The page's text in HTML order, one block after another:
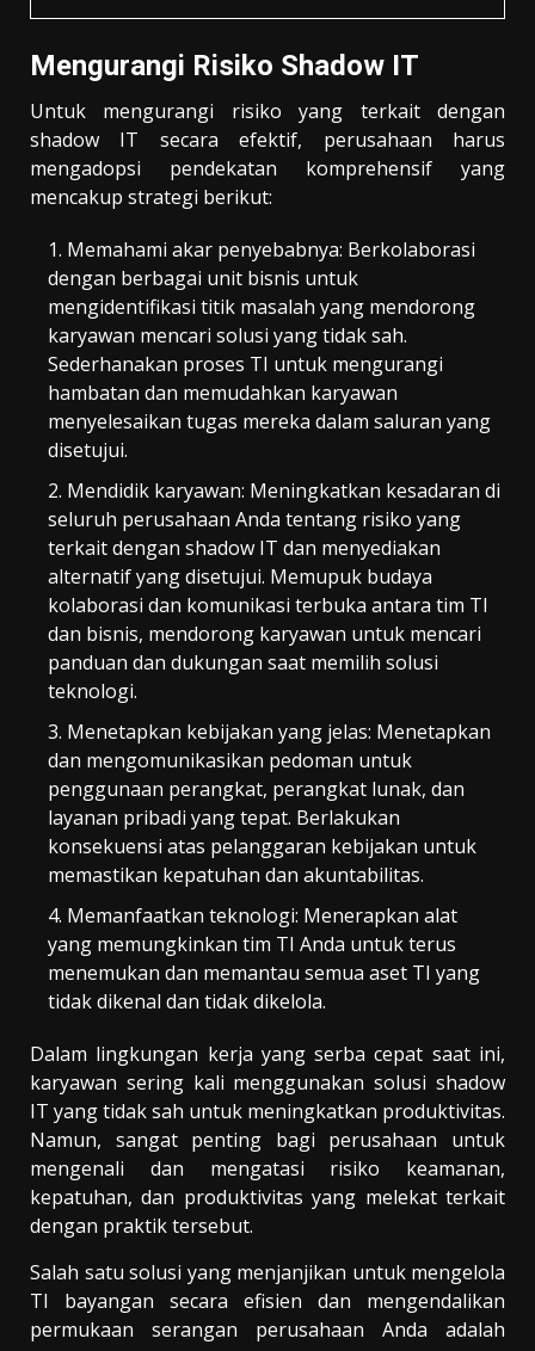
Mengurangi Risiko Shadow IT
Untuk mengurangi risiko yang terkait dengan
shadow IT secara efektif, perusahaan harus
mengadopsi pendekatan komprehensif yang
mencakup strategi berikut:
Memahami akar penyebabnya: Berkolaborasi
dengan berbagai unit bisnis untuk
mengidentifikasi titik masalah yang mendorong
karyawan mencari solusi yang tidak sah.
Sederhanakan proses TI untuk mengurangi
hambatan dan memudahkan karyawan
menyelesaikan tugas mereka dalam saluran yang
disetujui.
Mendidik karyawan: Meningkatkan kesadaran di
seluruh perusahaan Anda tentang risiko yang
terkait dengan shadow IT dan menyediakan
alternatif yang disetujui. Memupuk budaya
kolaborasi dan komunikasi terbuka antara tim TI
dan bisnis, mendorong karyawan untuk mencari
panduan dan dukungan saat memilih solusi
teknologi.
Menetapkan kebijakan yang jelas: Menetapkan
dan mengomunikasikan pedoman untuk
penggunaan perangkat, perangkat lunak, dan
layanan pribadi yang tepat. Berlakukan
konsekuensi atas pelanggaran kebijakan untuk
memastikan kepatuhan dan akuntabilitas.
Memanfaatkan teknologi: Menerapkan alat
yang memungkinkan tim TI Anda untuk terus
menemukan dan memantau semua aset TI yang
tidak dikenal dan tidak dikelola.
Dalam lingkungan kerja yang serba cepat saat ini,
karyawan sering kali menggunakan solusi shadow
IT yang tidak sah untuk meningkatkan produktivitas.
Namun, sangat penting bagi perusahaan untuk
mengenali dan mengatasi risiko keamanan,
kepatuhan, dan produktivitas yang melekat terkait
dengan praktik tersebut.
Salah satu solusi yang menjanjikan untuk mengelola
TI bayangan secara efisien dan mengendalikan
permukaan serangan perusahaan Anda adalah